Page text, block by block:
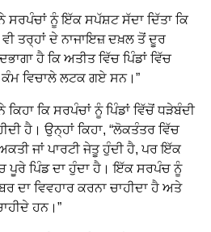
ਸਰਪੰਚਾਂ ਨੂੰ ਇੱਕ ਸਪੱਸ਼ਟ ਸੱਦਾ ਦਿੱਤਾ ਕਿ
ਵੀ ਤਰ੍ਹਾਂ ਦੇ ਨਾਜਾਇਜ਼ ਦਖ਼ਲ ਤੋਂ ਦੂਰ
ਹੈ ਕਿ ਅਤੀਤ ਵਿੱਚ ਪਿੰਡਾਂ ਵਿੱਚ
ਵਿਚਾਲੇ ਲਟਕ ਗਏ ਸਨ।”
ਕਿ ਸਰਪੰਚਾਂ ਨੂੰ ਪਿੰਡਾਂ ਵਿੱਚੋਂ ਧੜੇਬੰਦੀ
ਹੈ। ਉਨ੍ਹਾਂ ਕਿਹਾ, “ਲੋਕਤੰਤਰ ਵਿੱਚ
ਜਾਂ ਪਾਰਟੀ ਜੇਤੂ ਹੁੰਦੀ ਹੈ, ਪਰ ਇੱਕ
ਪੂਰੇ ਪਿੰਡ ਦਾ ਹੁੰਦਾ ਹੈ। ਇੱਕ ਸਰਪੰਚ ਨੂੰ
ਦਾ ਵਿਵਹਾਰ ਕਰਨਾ ਚਾਹੀਦਾ ਹੈ ਅਤੇ
ਹਨ।”